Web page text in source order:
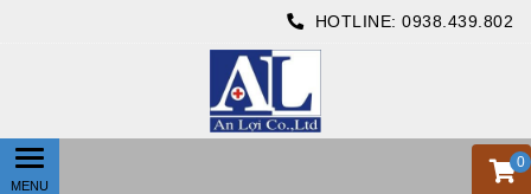
HOTLINE: 0938.439.802
0